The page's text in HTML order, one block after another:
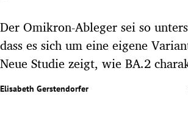
Untermenü
Untermenü
Untermenü
Der Omikron-Ableger sei so
dass es sich um eine eigene
Neue Studie zeigt, wie BA.2
Elisabeth Gerstendorfer